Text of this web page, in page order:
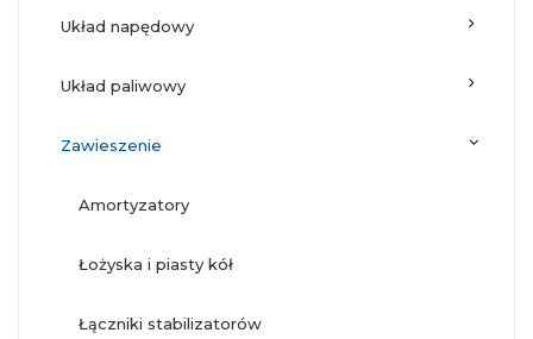
układ napędowy
układ paliwowy
zawieszenie
amortyzatory
łożyska i piasty kół
łączniki stabilizatorów